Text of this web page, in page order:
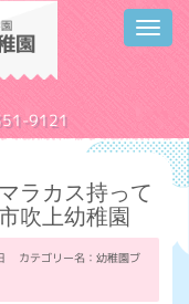
9121
カス持って
吹上幼稚園
カテゴリー名： 幼稚園ブ